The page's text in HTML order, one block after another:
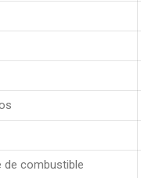
de combustible